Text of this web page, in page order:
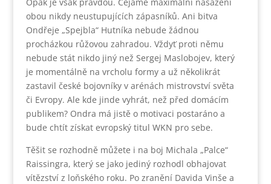
obou nikdy neustupujících zápasníků. Ani bitva
Ondřeje „Spejbla“ Hutníka nebude žádnou
procházkou růžovou zahradou. Vždyť proti němu
nebude stát nikdo jiný než Sergej Maslobojev, který
je momentálně na vrcholu formy a už několikrát
zastavil české bojovníky v arénách mistrovství světa
či Evropy. Ale kde jinde vyhrát, než před domácím
publikem? Ondra má jistě o motivaci postaráno a
bude chtít získat evropský titul WKN pro sebe.
Těšit se rozhodně můžete i na boj Michala „Palce“
Raissingra, který se jako jediný rozhodl obhajovat
vítězství z loňského roku. Po zranění Davida Vinše a